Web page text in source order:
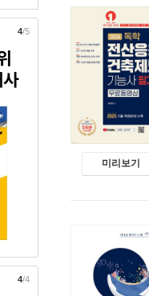
5/5
1/4
미리보기